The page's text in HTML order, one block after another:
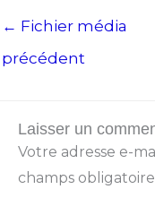
← Fichier média
précédent
Laisser un
Votre adresse e-
champs